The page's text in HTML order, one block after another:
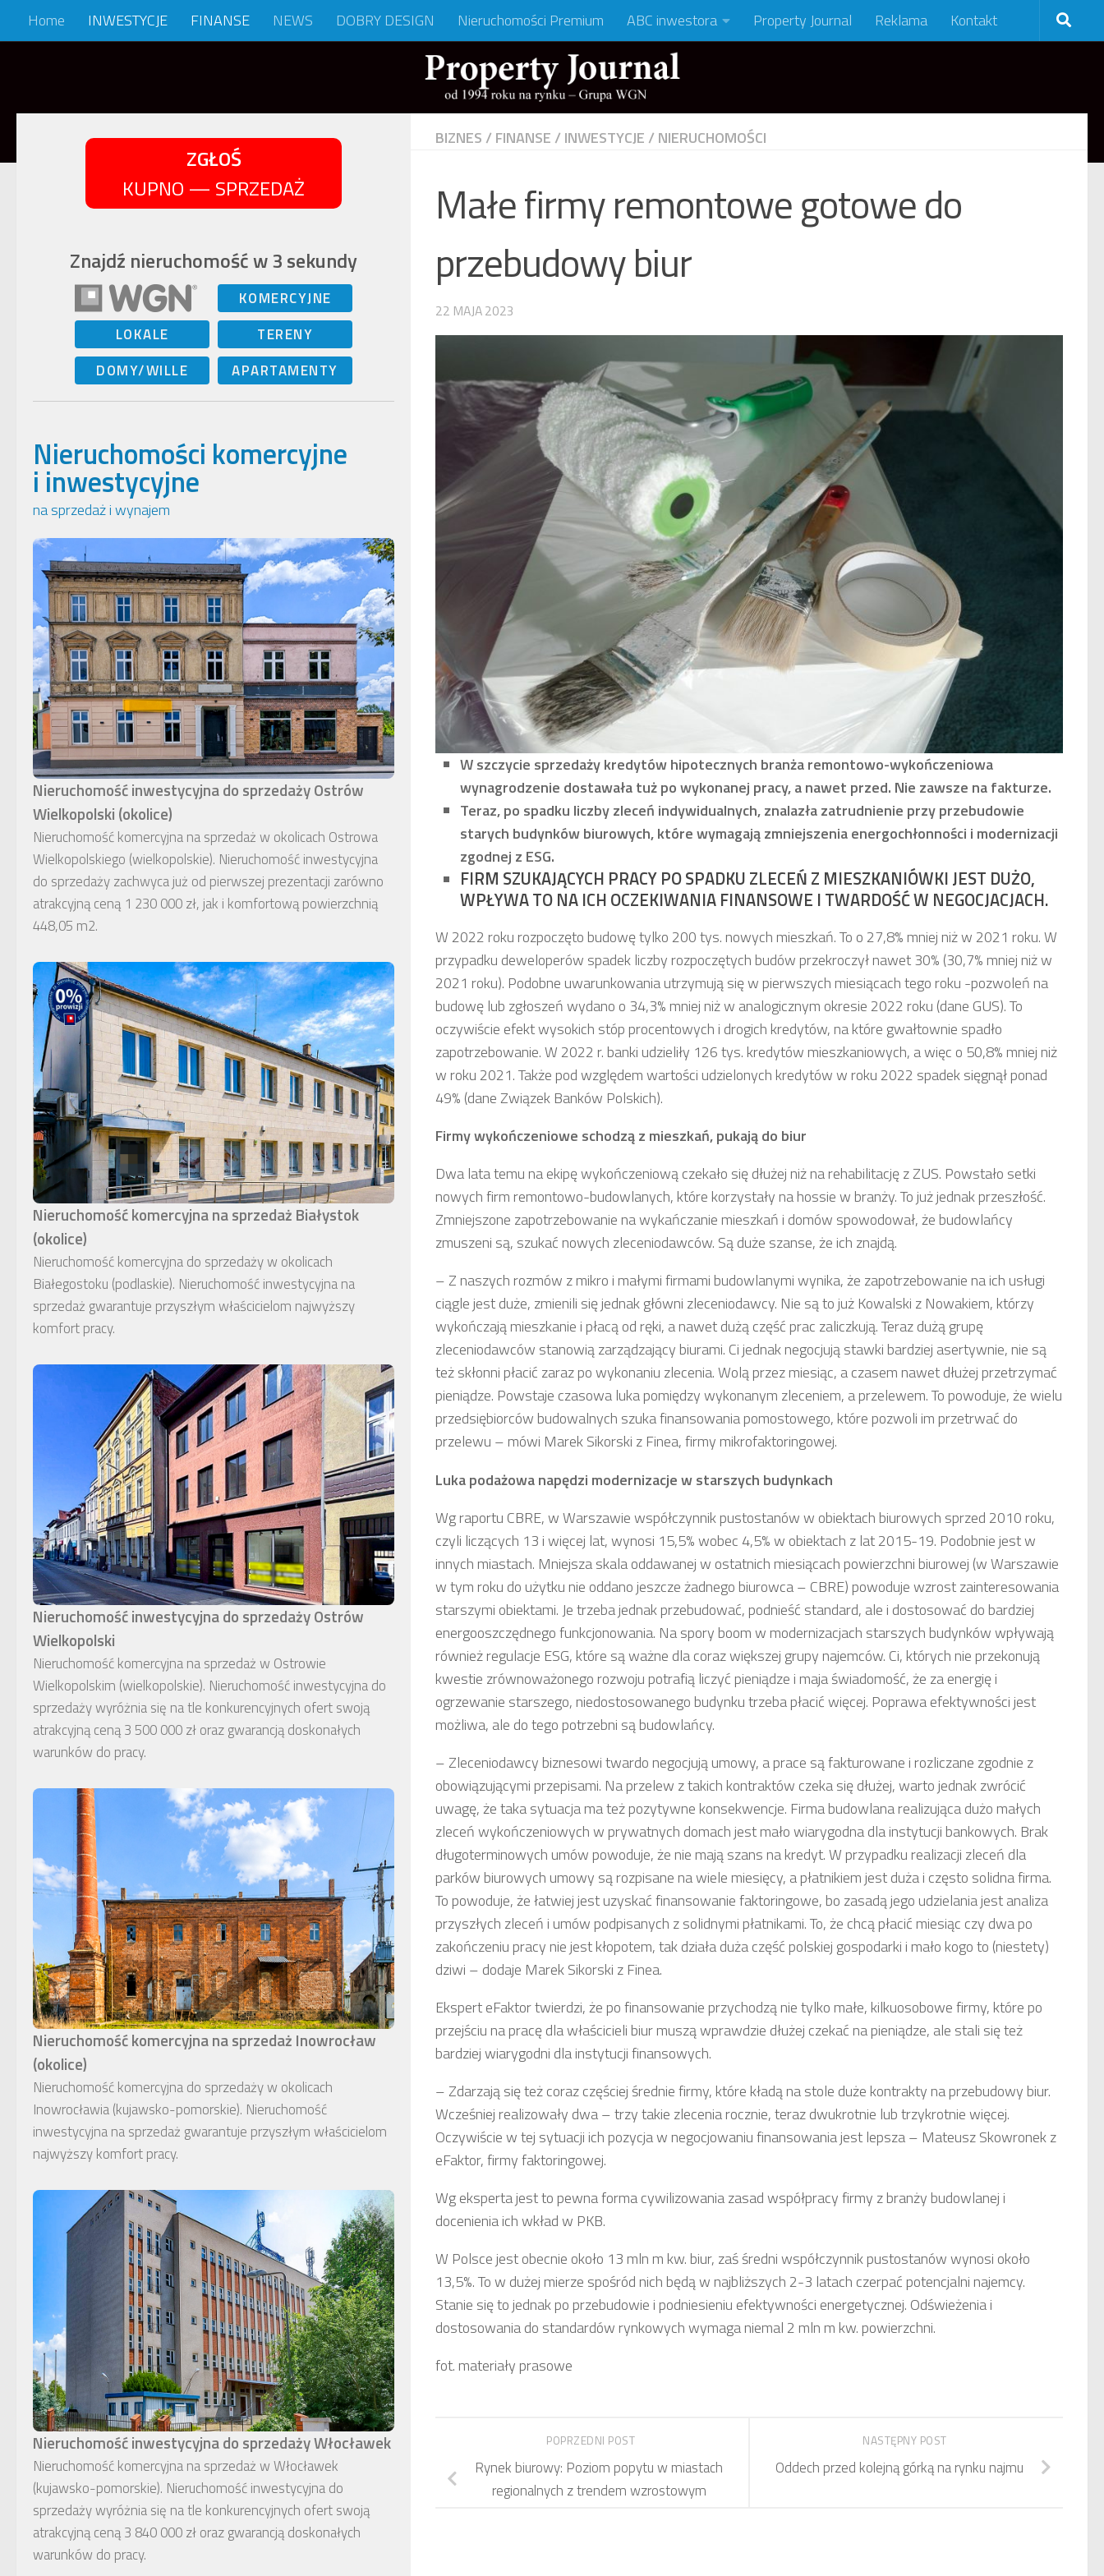
Skip to content
Home INWESTYCJE FINANSE NEWS DOBRY DESIGN Nieruchomości Premium ABC inwestora Property Journal Reklama Kontakt
BIZNES / FINANSE / INWESTYCJE / NIERUCHOMOŚCI
Małe firmy remontowe gotowe do
przebudowy biur
22 MAJA 2023
W szczycie sprzedaży kredytów hipotecznych branża remontowo-wykończeniowa
wynagrodzenie dostawała tuż po wykonanej pracy, a nawet przed. Nie zawsze na fakturze.
Teraz, po spadku liczby zleceń indywidualnych, znalazła zatrudnienie przy przebudowie
starych budynków biurowych, które wymagają zmniejszenia energochłonności i modernizacji
zgodnej z ESG.
FIRM SZUKAJĄCYCH PRACY PO SPADKU ZLECEŃ Z MIESZKANIÓWKI JEST DUŻO,
WPŁYWA TO NA ICH OCZEKIWANIA FINANSOWE I TWARDOŚĆ W NEGOCJACJACH.
W 2022 roku rozpoczęto budowę tylko 200 tys. nowych mieszkań. To o 27,8% mniej niż w 2021 roku. W
przypadku deweloperów spadek liczby rozpoczętych budów przekroczył nawet 30% (30,7% mniej niż w
2021 roku). Podobne uwarunkowania utrzymują się w pierwszych miesiącach tego roku -pozwoleń na
budowę lub zgłoszeń wydano o 34,3% mniej niż w analogicznym okresie 2022 roku (dane GUS). To
oczywiście efekt wysokich stóp procentowych i drogich kredytów, na które gwałtownie spadło
zapotrzebowanie. W 2022 r. banki udzieliły 126 tys. kredytów mieszkaniowych, a więc o 50,8% mniej niż
w roku 2021. Także pod względem wartości udzielonych kredytów w roku 2022 spadek sięgnął ponad
49% (dane Związek Banków Polskich).
Firmy wykończeniowe schodzą z mieszkań, pukają do biur
Dwa lata temu na ekipę wykończeniową czekało się dłużej niż na rehabilitację z ZUS. Powstało setki
nowych firm remontowo-budowlanych, które korzystały na hossie w branży. To już jednak przeszłość.
Zmniejszone zapotrzebowanie na wykańczanie mieszkań i domów spowodował, że budowlańcy
zmuszeni są, szukać nowych zleceniodawców. Są duże szanse, że ich znajdą.
– Z naszych rozmów z mikro i małymi firmami budowlanymi wynika, że zapotrzebowanie na ich usługi
ciągle jest duże, zmienili się jednak główni zleceniodawcy. Nie są to już Kowalski z Nowakiem, którzy
wykończają mieszkanie i płacą od ręki, a nawet dużą część prac zaliczkują. Teraz dużą grupę
zleceniodawców stanowią zarządzający biurami. Ci jednak negocjują stawki bardziej asertywnie, nie są
też skłonni płacić zaraz po wykonaniu zlecenia. Wolą przez miesiąc, a czasem nawet dłużej przetrzymać
pieniądze. Powstaje czasowa luka pomiędzy wykonanym zleceniem, a przelewem. To powoduje, że wielu
przedsiębiorców budowalnych szuka finansowania pomostowego, które pozwoli im przetrwać do
przelewu – mówi Marek Sikorski z Finea, firmy mikrofaktoringowej.
Luka podażowa napędzi modernizacje w starszych budynkach
Wg raportu CBRE, w Warszawie współczynnik pustostanów w obiektach biurowych sprzed 2010 roku,
czyli liczących 13 i więcej lat, wynosi 15,5% wobec 4,5% w obiektach z lat 2015-19. Podobnie jest w
innych miastach. Mniejsza skala oddawanej w ostatnich miesiącach powierzchni biurowej (w Warszawie
w tym roku do użytku nie oddano jeszcze żadnego biurowca – CBRE) powoduje wzrost zainteresowania
starszymi obiektami. Je trzeba jednak przebudować, podnieść standard, ale i dostosować do bardziej
energooszczędnego funkcjonowania. Na spory boom w modernizacjach starszych budynków wpływają
również regulacje ESG, które są ważne dla coraz większej grupy najemców. Ci, których nie przekonują
kwestie zrównoważonego rozwoju potrafią liczyć pieniądze i maja świadomość, że za energię i
ogrzewanie starszego, niedostosowanego budynku trzeba płacić więcej. Poprawa efektywności jest
możliwa, ale do tego potrzebni są budowlańcy.
– Zleceniodawcy biznesowi twardo negocjują umowy, a prace są fakturowane i rozliczane zgodnie z
obowiązującymi przepisami. Na przelew z takich kontraktów czeka się dłużej, warto jednak zwrócić
uwagę, że taka sytuacja ma też pozytywne konsekwencje. Firma budowlana realizująca dużo małych
zleceń wykończeniowych w prywatnych domach jest mało wiarygodna dla instytucji bankowych. Brak
długoterminowych umów powoduje, że nie mają szans na kredyt. W przypadku realizacji zleceń dla
parków biurowych umowy są rozpisane na wiele miesięcy, a płatnikiem jest duża i często solidna firma.
To powoduje, że łatwiej jest uzyskać finansowanie faktoringowe, bo zasadą jego udzielania jest analiza
przyszłych zleceń i umów podpisanych z solidnymi płatnikami. To, że chcą płacić miesiąc czy dwa po
zakończeniu pracy nie jest kłopotem, tak działa duża część polskiej gospodarki i mało kogo to (niestety)
dziwi – dodaje Marek Sikorski z Finea.
Ekspert eFaktor twierdzi, że po finansowanie przychodzą nie tylko małe, kilkuosobowe firmy, które po
przejściu na pracę dla właścicieli biur muszą wprawdzie dłużej czekać na pieniądze, ale stali się też
bardziej wiarygodni dla instytucji finansowych.
– Zdarzają się też coraz częściej średnie firmy, które kładą na stole duże kontrakty na przebudowy biur.
Wcześniej realizowały dwa – trzy takie zlecenia rocznie, teraz dwukrotnie lub trzykrotnie więcej.
Oczywiście w tej sytuacji ich pozycja w negocjowaniu finansowania jest lepsza – Mateusz Skowronek z
eFaktor, firmy faktoringowej.
Wg eksperta jest to pewna forma cywilizowania zasad współpracy firmy z branży budowlanej i
docenienia ich wkład w PKB.
W Polsce jest obecnie około 13 mln m kw. biur, zaś średni współczynnik pustostanów wynosi około
13,5%. To w dużej mierze spośród nich będą w najbliższych 2-3 latach czerpać potencjalni najemcy.
Stanie się to jednak po przebudowie i podniesieniu efektywności energetycznej. Odświeżenia i
dostosowania do standardów rynkowych wymaga niemal 2 mln m kw. powierzchni.
fot. materiały prasowe
NASTĘPNY POST
Oddech przed kolejną górką na rynku najmu
POPRZEDNI POST
Rynek biurowy: Poziom popytu w miastach
regionalnych z trendem wzrostowym
ZGŁOŚ
KUPNO — SPRZEDAŻ
Znajdź nieruchomość w 3 sekundy
KOMERCYJNE
LOKALE
TERENY
DOMY/WILLE
APARTAMENTY
Nieruchomości komercyjne
i inwestycyjne
na sprzedaż i wynajem
Nieruchomość inwestycyjna do sprzedaży Ostrów
Wielkopolski (okolice)
Nieruchomość komercyjna na sprzedaż w okolicach Ostrowa
Wielkopolskiego (wielkopolskie). Nieruchomość inwestycyjna
do sprzedaży zachwyca już od pierwszej prezentacji zarówno
atrakcyjną ceną 1 230 000 zł, jak i komfortową powierzchnią
448,05 m2.
Nieruchomość komercyjna na sprzedaż Białystok
(okolice)
Nieruchomość komercyjna do sprzedaży w okolicach
Białegostoku (podlaskie). Nieruchomość inwestycyjna na
sprzedaż gwarantuje przyszłym właścicielom najwyższy
komfort pracy.
Nieruchomość inwestycyjna do sprzedaży Ostrów
Wielkopolski
Nieruchomość komercyjna na sprzedaż w Ostrowie
Wielkopolskim (wielkopolskie). Nieruchomość inwestycyjna do
sprzedaży wyróżnia się na tle konkurencyjnych ofert swoją
atrakcyjną ceną 3 500 000 zł oraz gwarancją doskonałych
warunków do pracy.
Nieruchomość komercyjna na sprzedaż Inowrocław
(okolice)
Nieruchomość komercyjna do sprzedaży w okolicach
Inowrocławia (kujawsko-pomorskie). Nieruchomość
inwestycyjna na sprzedaż gwarantuje przyszłym właścicielom
najwyższy komfort pracy.
Nieruchomość inwestycyjna do sprzedaży Włocławek
Nieruchomość komercyjna na sprzedaż w Włocławek
(kujawsko-pomorskie). Nieruchomość inwestycyjna do
sprzedaży wyróżnia się na tle konkurencyjnych ofert swoją
atrakcyjną ceną 3 840 000 zł oraz gwarancją doskonałych
warunków do pracy.